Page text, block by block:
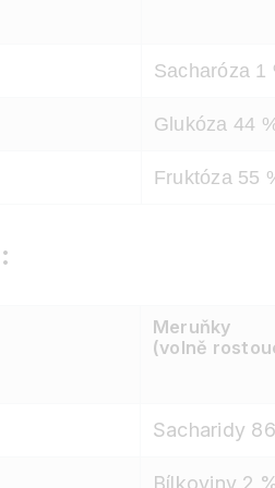
Sacharóza 1
Glukóza 44
Fruktóza 55
:
Meruňky
(volně
Sacharidy
Bílkoviny 2